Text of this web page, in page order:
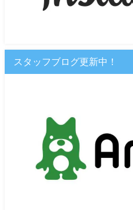
スタッフブログ更新中！